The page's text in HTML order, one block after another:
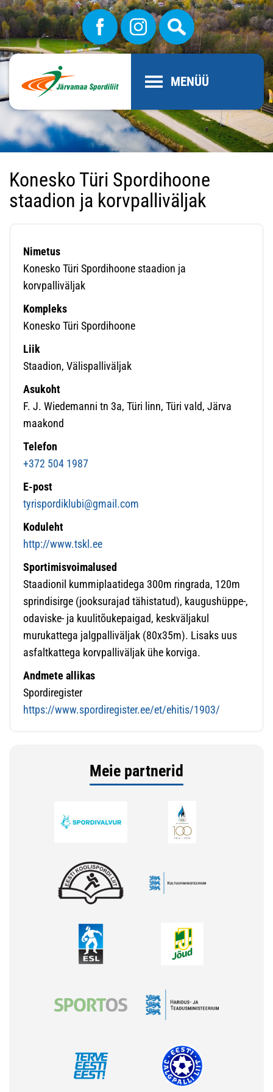
MENÜÜ
Konesko Türi Spordihoone
staadion ja korvpalliväljak
Nimetus
Konesko Türi Spordihoone staadion ja
korvpalliväljak
Kompleks
Konesko Türi Spordihoone
Liik
Staadion, Välispalliväljak
Asukoht
F. J. Wiedemanni tn 3a, Türi linn, Türi vald, Järva
maakond
Telefon
+372 504 1987
E-post
tyrispordiklubi@gmail.com
Koduleht
http://www.tskl.ee
Sportimisvoimalused
Staadionil kummiplaatidega 300m ringrada, 120m
sprindisirge (jooksurajad tähistatud), kaugushüppe-,
odaviske- ja kuulitõukepaigad, keskväljakul
murukattega jalgpalliväljak (80x35m). Lisaks uus
asfaltkattega korvpalliväljak ühe korviga.
Andmete allikas
Spordiregister
https://www.spordiregister.ee/et/ehitis/1903/
Meie partnerid